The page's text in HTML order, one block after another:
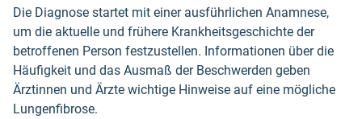
Die Diagnose startet mit einer ausführlichen Anamnese,
um die aktuelle und frühere Krankheitsgeschichte der
betroffenen Person festzustellen. Informationen über die
Häufigkeit und das Ausmaß der Beschwerden geben
Ärztinnen und Ärzte wichtige Hinweise auf eine mögliche
Lungenfibrose.